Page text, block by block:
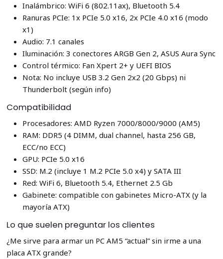
Inalámbrico: WiFi 6 (802.11ax), Bluetooth 5.4
Ranuras PCIe: 1x PCIe 5.0 x16, 2x PCIe 4.0 x16 (modo
x1)
Audio: 7.1 canales
Iluminación: 3 conectores ARGB Gen 2, ASUS Aura Sync
Control térmico: Fan Xpert 2+ y UEFI BIOS
Nota: No incluye USB 3.2 Gen 2x2 (20 Gbps) ni
Thunderbolt (según info)
Compatibilidad
Procesadores: AMD Ryzen 7000/8000/9000 (AM5)
RAM: DDR5 (4 DIMM, dual channel, hasta 256 GB,
ECC/no ECC)
GPU: PCIe 5.0 x16
SSD: M.2 (incluye 1 M.2 PCIe 5.0 x4) y SATA III
Red: WiFi 6, Bluetooth 5.4, Ethernet 2.5 Gb
Gabinete: compatible con gabinetes Micro-ATX (y la
mayoría ATX)
Lo que suelen preguntar los clientes
¿Me sirve para armar un PC AM5 “actual” sin irme a una
placa ATX grande?